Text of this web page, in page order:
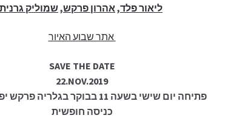
ליאור פלד, אהרון פרקש,שמוליק גרנית
אתר שבוע האיור
SAVE THE DATE
22.NOV.2019
פתיחה יום שישי בשעה 11 בבוקר בגלריה פרקש יפו העתיקה
כניסה חופשית